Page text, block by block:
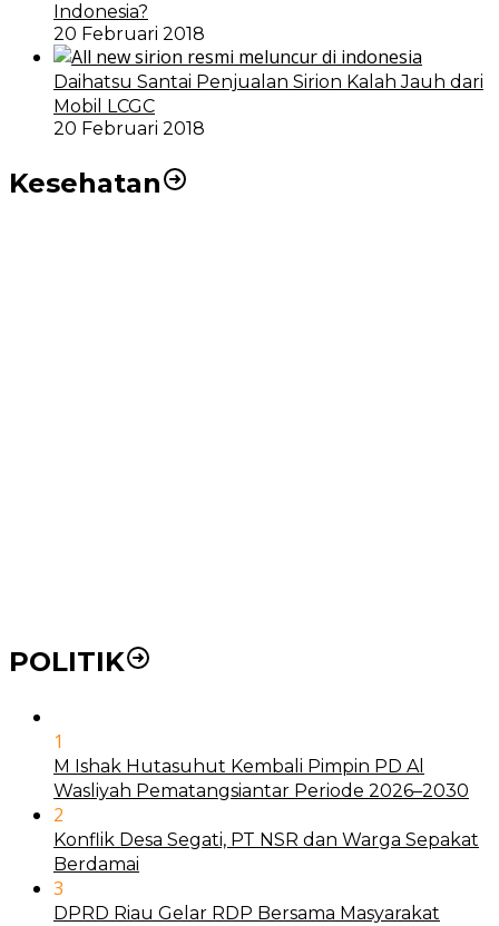
Indonesia?
20 Februari 2018
Daihatsu Santai Penjualan Sirion Kalah Jauh dari
Mobil LCGC
20 Februari 2018
Kesehatan
POLITIK
1
M Ishak Hutasuhut Kembali Pimpin PD Al
Wasliyah Pematangsiantar Periode 2026–2030
2
Konflik Desa Segati, PT NSR dan Warga Sepakat
Berdamai
3
DPRD Riau Gelar RDP Bersama Masyarakat